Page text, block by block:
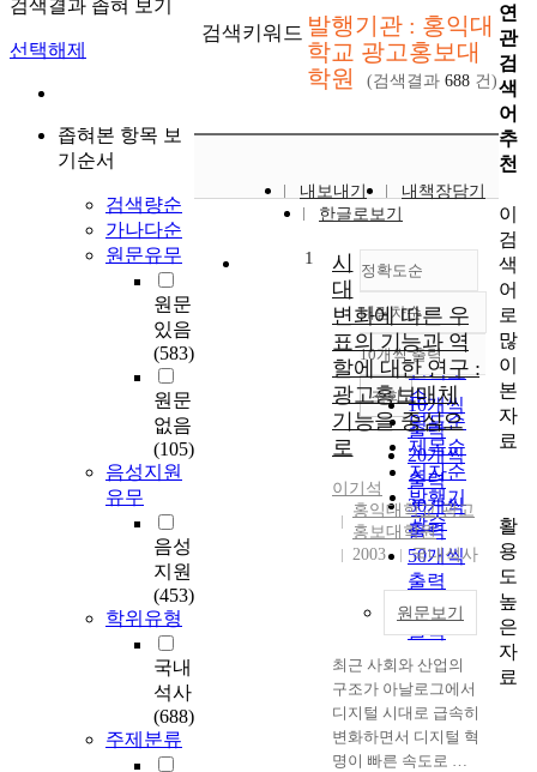
검색결과 좁혀 보기
선택해제
좁혀본 항목 보
기순서
검색량순
가나다순
원문유무
원문
있음
(583)
원문
없음
(105)
음성지원
유무
음성
지원
(453)
학위유형
국내
석사
(688)
주제분류
검색키워드 발행기관 : 홍익대
학교 광고홍보대
학원
(검색결과 688 건)
내보내기
내책장담기
한글로보기
정확도순
정확도
순
인기도
순
연도순
제목순
저자순
발행기
관순
내림차순
내림차순
10개씩 출력
10개씩
출력
20개씩
출력
30개씩
출력
50개씩
출력
100개씩
출력
조회
1
시
대
변화에 따른 우
표의 기능과 역
할에 대한 연구 :
광고홍보매체
기능을 중심으
로
이기석
홍익대학교 광고
홍보대학원
2003
국내석사
원문보기
최근 사회와 산업의
구조가 아날로그에서
디지털 시대로 급속히
변화하면서 디지털 혁
명이 빠른 속도로 진
연
관
검
색
어
추
천
이
검
색
어
로
많
이
본
자
료
활
용
도
높
은
자
료